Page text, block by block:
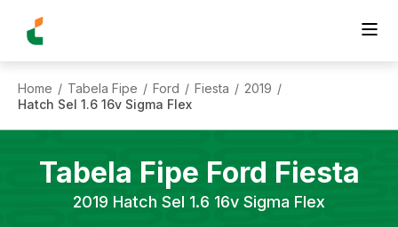
Home / Tabela Fipe / Ford / Fiesta / 2019 /
Hatch Sel 1.6 16v Sigma Flex
Tabela Fipe Ford Fiesta
2019 Hatch Sel 1.6 16v Sigma Flex